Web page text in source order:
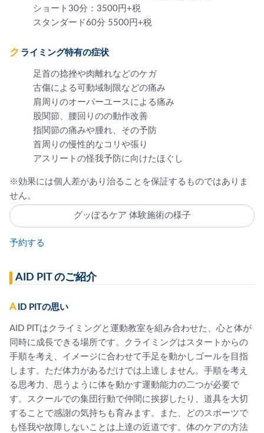
ショート30分：3500円+税
スタンダード60分 5500円+税
クライミング特有の症状
足首の捻挫や肉離れなどのケガ
古傷による可動域制限などの痛み
肩周りのオーバーユースによる痛み
股関節、腰回りのの動作改善
指関節の痛みや腫れ、その予防
首周りの慢性的なコリや張り
アスリートの怪我予防に向けたほぐし
※効果には個人差があり治ることを保証するものではありま
せん。
グッぼるケア 体験施術の様子
予約する
AID PIT のご紹介
AID PITの思い
AID PITはクライミングと運動教室を組み合わせた、心と体が
同時に成長できる場所です。クライミングはスタートからの
手順を考え、イメージに合わせて手足を動かしゴールを目指
します。ただ体力があるだけでは上達しません。手順を考え
る思考力、思うように体を動かす運動能力の二つが必要で
す。スクールでの集団行動で仲間に挨拶したり、道具を大切
することで感謝の気持ちも育みます。また、どのスポーツで
も怪我や故障しないことは上達の近道です。体のケアの方法